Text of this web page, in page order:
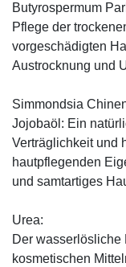
Butyrospermum
Pflege der
vorgeschädigten
Austrocknung und
Simmondsia
Jojobaöl: Ein
Verträglichkeit und
hautpflegenden
und samtartiges
Urea:
Der wasserlösliche
kosmetischen